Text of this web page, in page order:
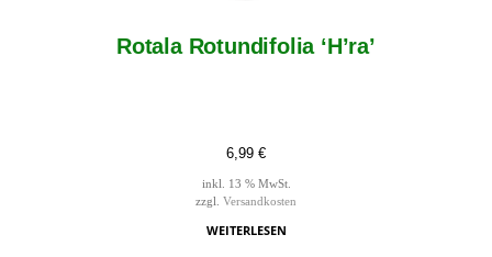
Rotala Rotundifolia ‘H’ra’
6,99 €
inkl. 13 % MwSt.
zzgl. Versandkosten
WEITERLESEN